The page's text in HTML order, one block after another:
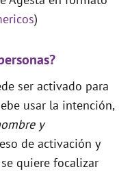
)
ser activado para
usar la intención,
y
de activación y
quiere focalizar